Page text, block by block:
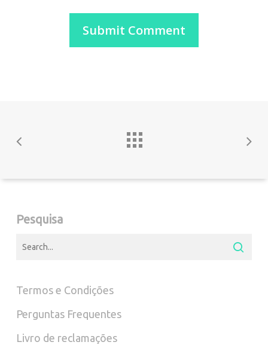
Pesquisa
Termos e Condições
Perguntas Frequentes
Livro de reclamações